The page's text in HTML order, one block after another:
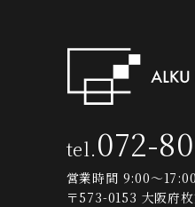
tel.072-
営業時間 9:00～17:00
〒573-0153 大阪府